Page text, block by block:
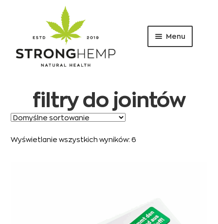
Przejdź
do
nawigacji
Przejdź
do
Menu
filtry do jointów
Wyświetlanie wszystkich wyników: 6